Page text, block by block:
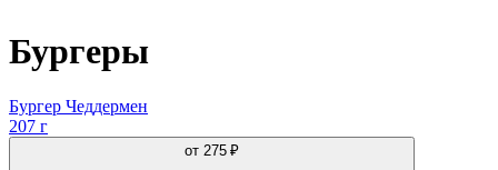
Бургеры
Бургер Чеддермен
207 г
от 275 ₽